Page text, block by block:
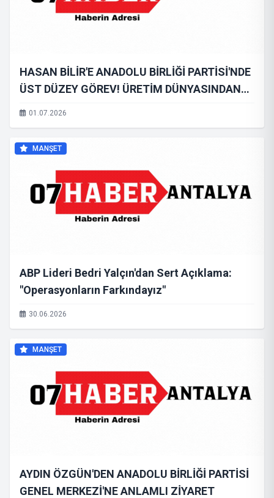
HASAN BİLİR'E ANADOLU BİRLİĞİ PARTİSİ'NDE
ÜST DÜZEY GÖREV! ÜRETİM DÜNYASINDAN
SİYASETE GÜÇLÜ KATKI
01.07.2026
MANŞET
​ABP Lideri Bedri Yalçın'dan Sert Açıklama:
"Operasyonların Farkındayız"
30.06.2026
MANŞET
AYDIN ÖZGÜN'DEN ANADOLU BİRLİĞİ PARTİSİ
GENEL MERKEZİ'NE ANLAMLI ZİYARET